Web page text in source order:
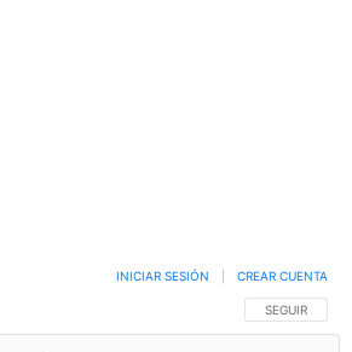
SIGA ESTA
SEGUIR
INICIAR SESIÓN CREAR CUENTA